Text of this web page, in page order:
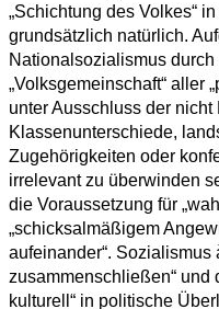
„Schichtung des Volkes“
grundsätzlich natürlich.
Nationalsozialismus
„Volksgemeinschaft“ aller
unter Ausschluss der
Klassenunterschiede,
Zugehörigkeiten oder
irrelevant zu überwinden
die Voraussetzung für
„schicksalmäßigem
aufeinander“.
zusammenschließen“ und
kulturell“ in politische